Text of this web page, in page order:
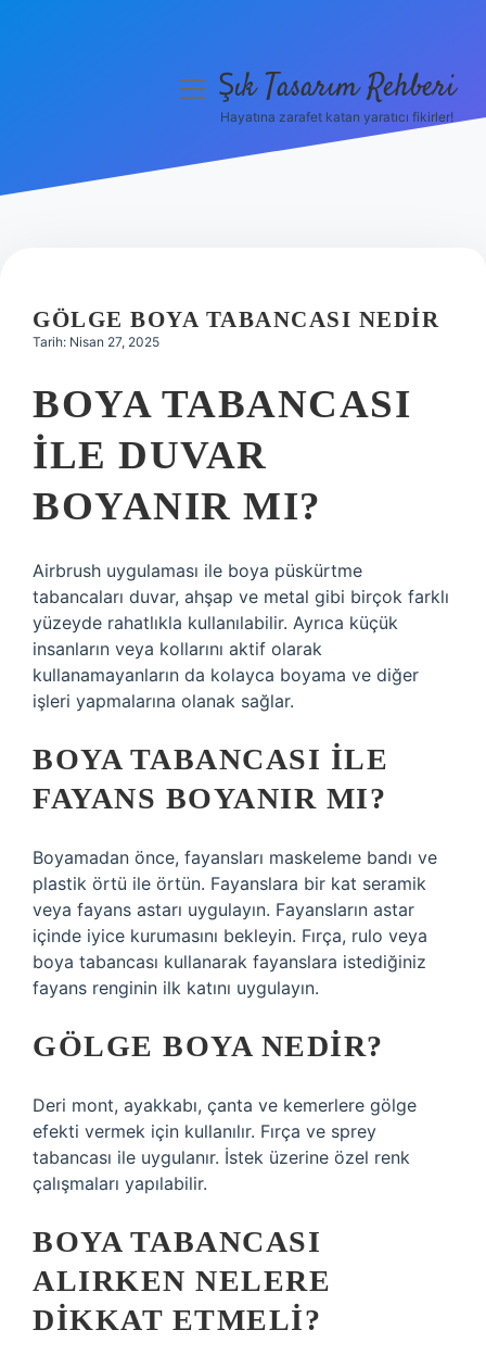
Hakkımızda
menüyüŞık Tasarım Rehberi
Hayatına zarafet katan yaratıcı fikirler!
GÖLGE BOYA TABANCASI NEDIR
Tarih: Nisan 27, 2025
BOYA TABANCASI
ILE DUVAR
BOYANIR MI?
Airbrush uygulaması ile boya püskürtme
tabancaları duvar, ahşap ve metal gibi birçok farklı
yüzeyde rahatlıkla kullanılabilir. Ayrıca küçük
insanların veya kollarını aktif olarak
kullanamayanların da kolayca boyama ve diğer
işleri yapmalarına olanak sağlar.
BOYA TABANCASI ILE
FAYANS BOYANIR MI?
Boyamadan önce, fayansları maskeleme bandı ve
plastik örtü ile örtün. Fayanslara bir kat seramik
veya fayans astarı uygulayın. Fayansların astar
içinde iyice kurumasını bekleyin. Fırça, rulo veya
boya tabancası kullanarak fayanslara istediğiniz
fayans renginin ilk katını uygulayın.
GÖLGE BOYA NEDIR?
Deri mont, ayakkabı, çanta ve kemerlere gölge
efekti vermek için kullanılır. Fırça ve sprey
tabancası ile uygulanır. İstek üzerine özel renk
çalışmaları yapılabilir.
BOYA TABANCASI
ALIRKEN NELERE
DIKKAT ETMELI?